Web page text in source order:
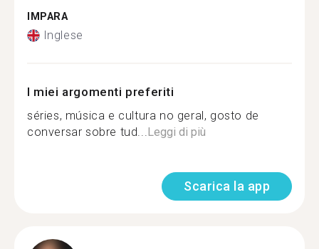
IMPARA
Inglese
I miei argomenti preferiti
séries, música e cultura no geral, gosto de
conversar sobre tud...Leggi di più
Scarica la app